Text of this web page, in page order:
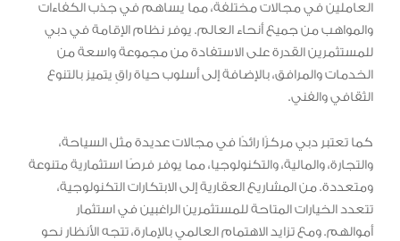
العاملين في مجالات مختلفة، مما يساهم في جذب الكفاءات
والمواهب من جميع أنحاء العالم. يوفر نظام الإقامة في دبي
للمستثمرين القدرة على الاستفادة من مجموعة واسعة من
الخدمات والمرافق، بالإضافة إلى أسلوب حياة راقٍ يتميز بالتنوع
الثقافي والفني.
كما تعتبر دبي مركزًا رائدًا في مجالات عديدة مثل السياحة،
والتجارة، والمالية، والتكنولوجيا، مما يوفر فرصًا استثمارية متنوعة
ومتعددة. من المشاريع العقارية إلى الابتكارات التكنولوجية،
تتعدد الخيارات المتاحة للمستثمرين الراغبين في استثمار
أموالهم. ومع تزايد الاهتمام العالمي بالإمارة، تتجه الأنظار نحو